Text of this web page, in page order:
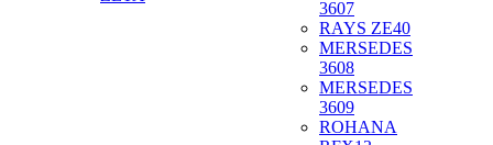
3607
RAYS ZE40
MERSEDES
3608
MERSEDES
3609
ROHANA